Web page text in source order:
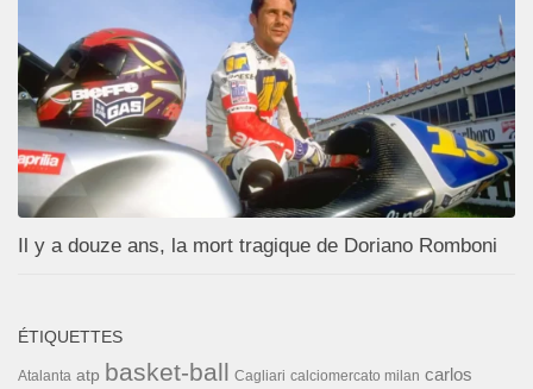
Il y a douze ans, la mort tragique de Doriano Romboni
ÉTIQUETTES
Atalanta atp basket-ball Cagliari calciomercato milan carlos